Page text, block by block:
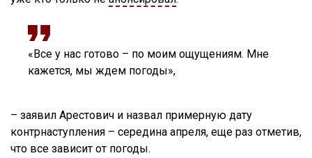
«Все у нас готово – по моим ощущениям. Мне
кажется, мы ждем погоды»,
– заявил Арестович и назвал примерную дату
контрнаступления – середина апреля, еще раз отметив,
что все зависит от погоды.